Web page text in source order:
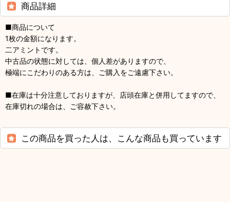
商品詳細
■商品について
1枚の金額になります。
二アミントです。
中古品の状態に対しては、個人差がありますので、
極端にこだわりのある方は、ご購入をご遠慮下さい。
■在庫は十分注意しておりますが、店頭在庫と併用してますので、
在庫切れの場合は、ご容赦下さい。
この商品を買った人は、こんな商品も買っています